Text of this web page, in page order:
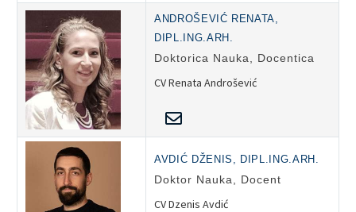
ANDROŠEVIĆ RENATA,
DIPL.ING.ARH.
Doktorica Nauka, Docentica
CV Renata Androšević
AVDIĆ DŽENIS, DIPL.ING.ARH.
Doktor Nauka, Docent
CV Dzenis Avdić